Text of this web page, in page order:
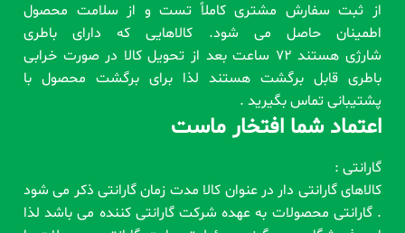
از ثبت سفارش مشتری کاملاً تست و از سلامت محصول
اطمینان حاصل می شود. کالاهایی که دارای باطری
شارژی هستند 72 ساعت بعد از تحویل کالا در صورت خرابی
باطری قابل برگشت هستند لذا برای برگشت محصول با
پشتیبانی تماس بگیرید .
اعتماد شما افتخار ماست
گارانتی :
کالاهای گارانتی دار در عنوان کالا مدت زمان گارانتی ذکر می شود
. گارانتی محصولات به عهده شرکت گارانتی کننده می باشد لذا